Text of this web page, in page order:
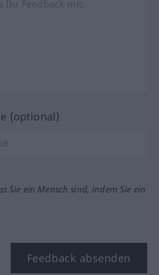
(optional)
Sie ein Mensch sind, indem Sie ein
Feedback absenden